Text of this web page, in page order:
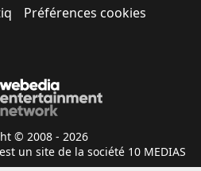
Préférences cookies
© 2008 - 2026
un site de la société 10 MEDIAS